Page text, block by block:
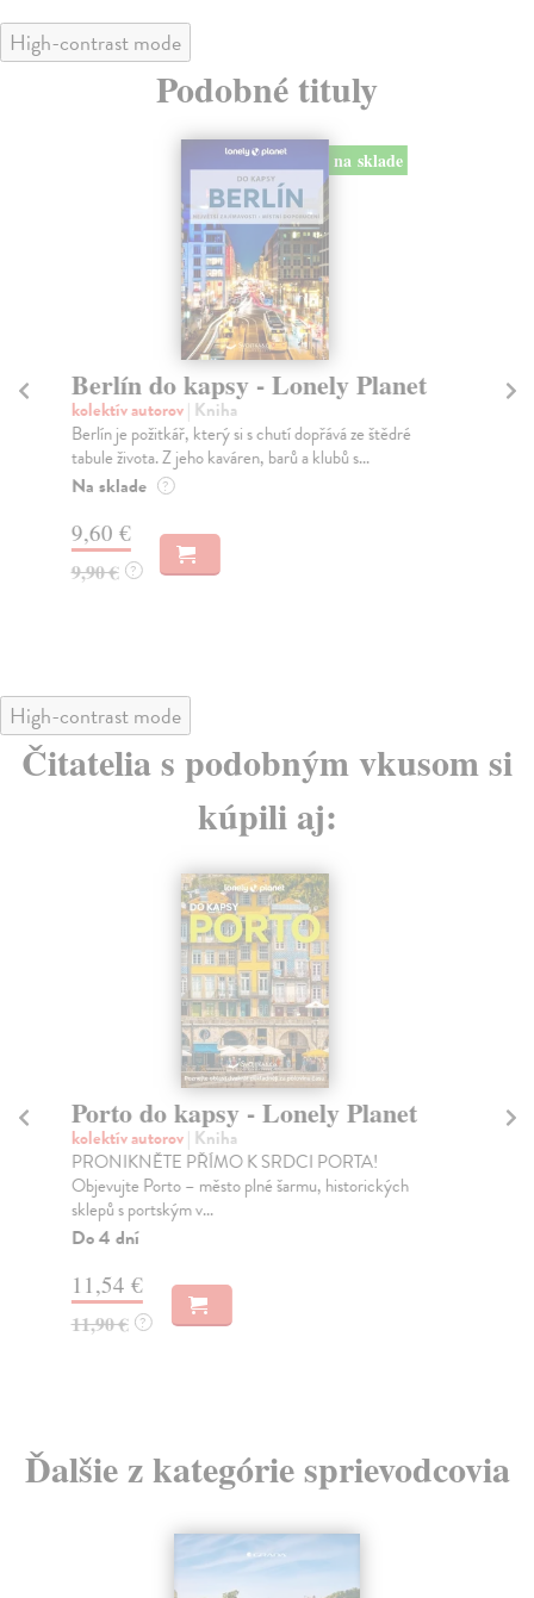
High-contrast mode
Podobné tituly
na sklade
Berlín do kapsy - Lonely Planet
kolektív autorov| Kniha
Berlín je požitkář, který si s chutí dopřává ze štědré
tabule života. Z jeho kaváren, barů a klubů s...
Na sklade ?
9,60 €
9,90 € ?
High-contrast mode
Čitatelia s podobným vkusom si
kúpili aj:
Porto do kapsy - Lonely Planet
kolektív autorov| Kniha
PRONIKNĚTE PŘÍMO K SRDCI PORTA!
Objevujte Porto – město plné šarmu, historických
sklepů s portským v...
Do 4 dní
11,54 €
11,90 € ?
Ďalšie z kategórie sprievodcovia